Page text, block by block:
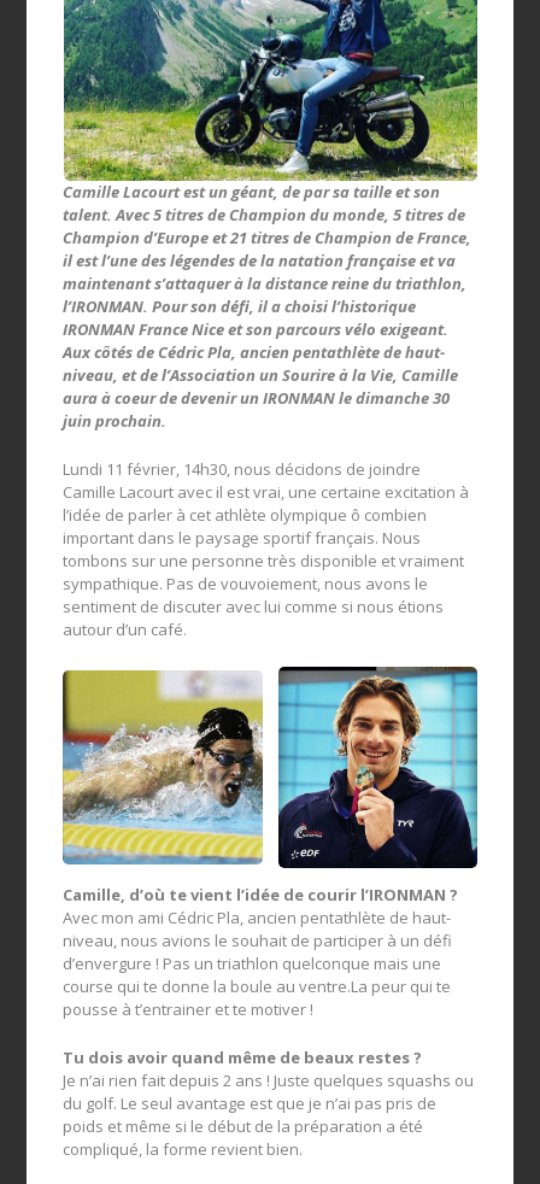
Camille Lacourt est un géant, de par sa taille et son
talent. Avec 5 titres de Champion du monde, 5 titres de
Champion d’Europe et 21 titres de Champion de France,
il est l’une des légendes de la natation française et va
maintenant s’attaquer à la distance reine du triathlon,
l’IRONMAN. Pour son défi, il a choisi l’historique
IRONMAN France Nice et son parcours vélo exigeant.
Aux côtés de Cédric Pla, ancien pentathlète de haut-
niveau, et de l’Association un Sourire à la Vie, Camille
aura à coeur de devenir un IRONMAN le dimanche 30
juin prochain.
Lundi 11 février, 14h30, nous décidons de joindre
Camille Lacourt avec il est vrai, une certaine excitation à
l’idée de parler à cet athlète olympique ô combien
important dans le paysage sportif français. Nous
tombons sur une personne très disponible et vraiment
sympathique. Pas de vouvoiement, nous avons le
sentiment de discuter avec lui comme si nous étions
autour d’un café.
Camille, d’où te vient l’idée de courir l’IRONMAN ?
Avec mon ami Cédric Pla, ancien pentathlète de haut-
niveau, nous avions le souhait de participer à un défi
d’envergure ! Pas un triathlon quelconque mais une
course qui te donne la boule au ventre.La peur qui te
pousse à t’entrainer et te motiver !
Tu dois avoir quand même de beaux restes ?
Je n’ai rien fait depuis 2 ans ! Juste quelques squashs ou
du golf. Le seul avantage est que je n’ai pas pris de
poids et même si le début de la préparation a été
compliqué, la forme revient bien.